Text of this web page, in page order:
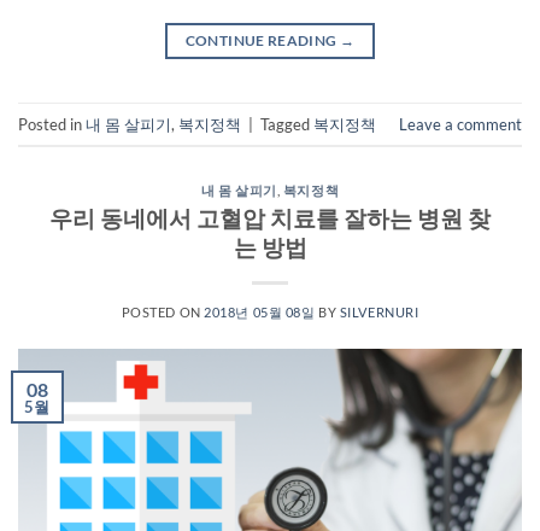
CONTINUE READING →
Posted in내 몸 살피기, 복지정책 Tagged 복지정책 Leave a comment
내 몸 살피기 복지정책
우리 동네에서 고혈압 치료를 잘하는 병원 찾
는 방법
POSTED ON 2018년 05월 08일 BY SILVERNURI
08
5월